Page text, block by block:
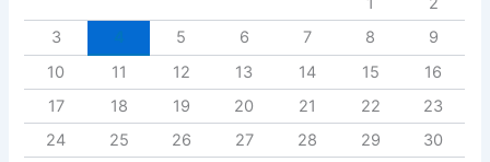
3
5 6 7 8
9
10
11 12 13 14 15
16
17
18 19 20 21 22
23
24
25 26 27 28 29
30